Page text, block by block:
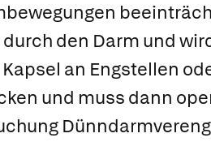
den Darm und
an Engstellen
und muss dann